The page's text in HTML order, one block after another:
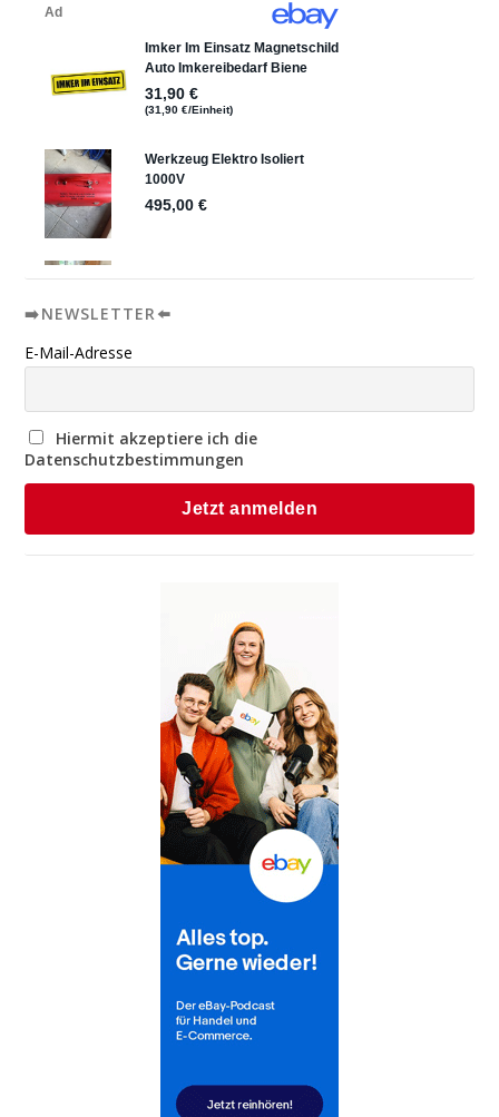
➡️NEWSLETTER⬅️
E-Mail-Adresse
Hiermit akzeptiere ich die
Datenschutzbestimmungen